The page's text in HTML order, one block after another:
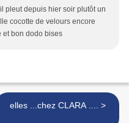
pleut depuis hier soir plutôt un
cocotte de velours encore
et bon dodo bises
elles ...chez CLARA .... >